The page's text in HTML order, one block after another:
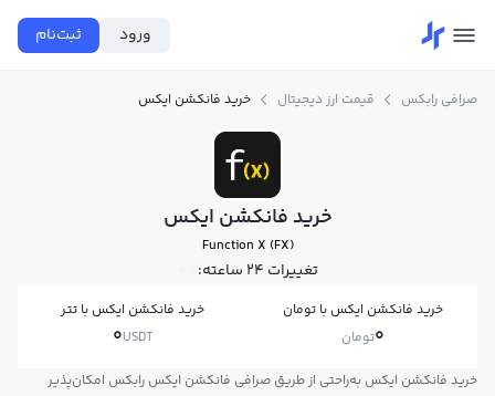
ورود ثبت‌نام
صرافی رابکس قیمت ارز دیجیتال خرید فانکشن ایکس
خرید فانکشن ایکس
Function X (FX)
تغییرات ۲۴ ساعته: 0%
خرید فانکشن ایکس با تومان
0تومان
خرید فانکشن ایکس با تتر
0USDT
خرید فانکشن ایکس به‌راحتی از طریق صرافی فانکشن ایکس رابکس امکان‌پذیر